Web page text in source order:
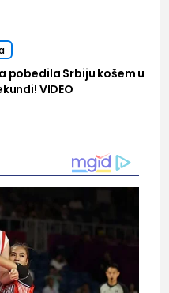
pobedila Srbiju košem u
VIDEO